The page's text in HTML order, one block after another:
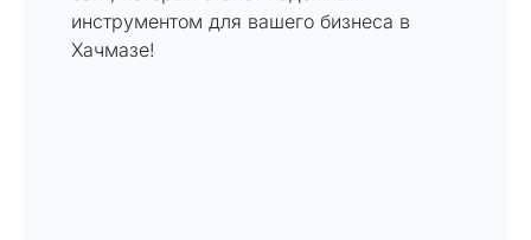
инструментом для вашего бизнеса в
Хачмазе!